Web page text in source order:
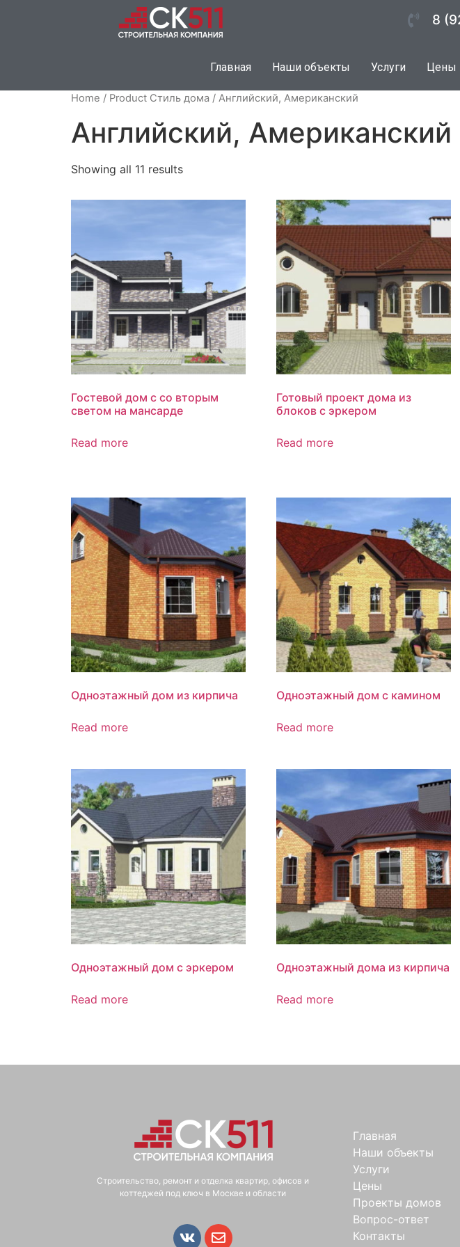
8
Главная Наши объекты Услуги Цены
Home / Product Стиль дома / Английский, Американский
Английский, Американский
Showing all 11 results
Гостевой дом с со вторым
светом на мансарде
Read more
Готовый проект дома из
блоков с эркером
Read more
Одноэтажный дом из кирпича
Read more
Одноэтажный дом с камином
Read more
Одноэтажный дом с эркером
Read more
Одноэтажный дома из кирпича
Read more
Строительство, ремонт и отделка квартир, офисов и
коттеджей под ключ в Москве и области
Главная
Наши объекты
Услуги
Цены
Проекты домов
Вопрос-ответ
Контакты